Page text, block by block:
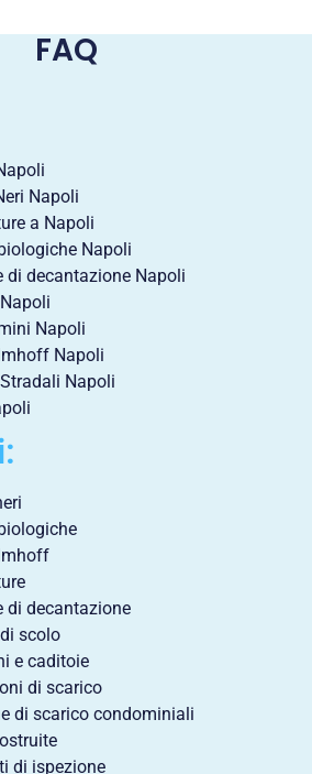
FAQ
Napoli
a Napoli
Napoli
di decantazione Napoli
Napoli
Napoli
Napoli
di decantazione
scolo
e caditoie
di scarico
di scarico condominiali
di ispezione